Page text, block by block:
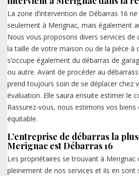
La zone d’intervention de Débarras 16
seulement à Merignac, mais également
Nous vous proposons divers services de
la taille de votre maison ou de la pièce à
s’occupe également du débarras de
ou autre. Avant de procéder au
prend toujours soin de se déplacer chez
évaluation. Elle saura ensuite estimer le
Rassurez-vous, nous estimons vos biens
équitable.
L’entreprise de débarras la
Merignac est Débarras 16
Les propriétaires se trouvant à
pleinement de nos services et ils en sont